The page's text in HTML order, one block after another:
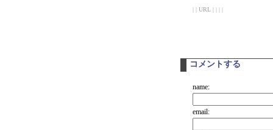
| | URL | | | |
コメントする
name:
email: